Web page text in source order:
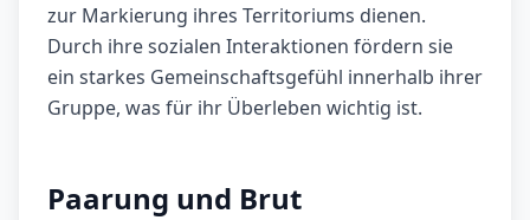
zur Markierung ihres Territoriums dienen.
Durch ihre sozialen Interaktionen fördern sie
ein starkes Gemeinschaftsgefühl innerhalb ihrer
Gruppe, was für ihr Überleben wichtig ist.
Paarung und Brut